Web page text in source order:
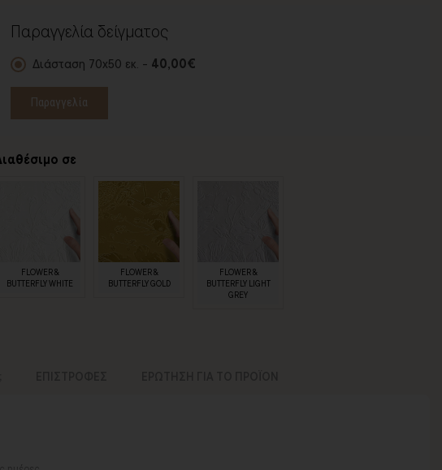
Παραγγελία δείγματος
Διάσταση 70x50 εκ. - 40,00€
Παραγγελία
σε
FLOWER &
BUTTERFLY WHITE
FLOWER &
BUTTERFLY GOLD
FLOWER &
BUTTERFLY LIGHT
GREY